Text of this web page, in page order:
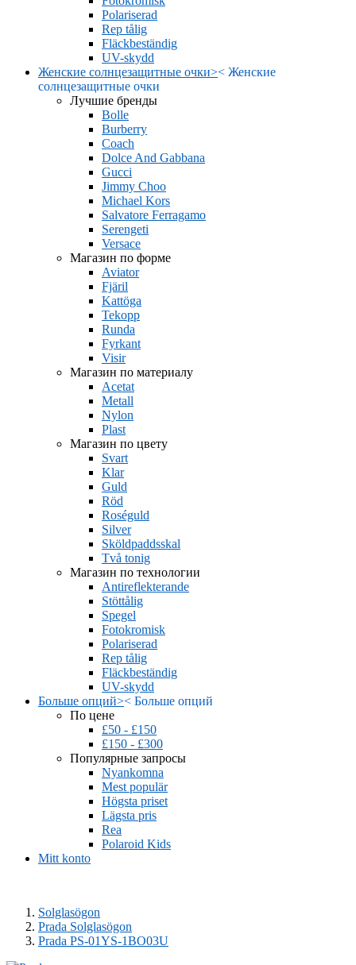
Polariserad
Rep tålig
Fläckbeständig
UV-skydd
Женские солнцезащитные очки>< Женские
солнцезащитные очки
Лучшие бренды
Bolle
Burberry
Coach
Dolce And Gabbana
Gucci
Jimmy Choo
Michael Kors
Salvatore Ferragamo
Serengeti
Versace
Магазин по форме
Aviator
Fjäril
Kattöga
Tekopp
Runda
Fyrkant
Visir
Магазин по материалу
Acetat
Metall
Nylon
Plast
Магазин по цвету
Svart
Klar
Guld
Röd
Roséguld
Silver
Sköldpaddsskal
Två tonig
Магазин по технологии
Antireflekterande
Stöttålig
Spegel
Fotokromisk
Polariserad
Rep tålig
Fläckbeständig
UV-skydd
Больше опций>< Больше опций
По цене
£50 - £150
£150 - £300
Популярные запросы
Nyankomna
Mest populär
Högsta priset
Lägsta pris
Rea
Polaroid Kids
Mitt konto
Solglasögon
Prada Solglasögon
Prada PS-01YS-1BO03U